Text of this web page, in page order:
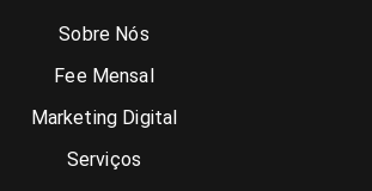
Sobre Nós
Fee Mensal
Marketing Digital
Serviços